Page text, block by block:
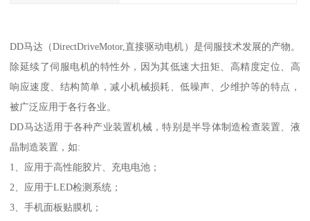
DD马达（DirectDriveMotor,直接驱动电机）是伺服技术发展的产物。
除延续了伺服电机的特性外，因为其低速大扭矩、高精度定位、高
响应速度、结构简单，减小机械损耗、低噪声、少维护等的特点，
被广泛应用于各行各业。
DD马达适用于各种产业装置机械，特别是半导体制造检查装置、液
晶制造装置，如:
1、应用于高性能胶片、充电电池；
2、应用于LED检测系统；
3、手机面板贴膜机；